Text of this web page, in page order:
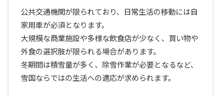
公共交通機関が限られており、日常生活の移動には自
家用車が必須となります。
大規模な商業施設や多様な飲食店が少なく、買い物や
外食の選択肢が限られる場合があります。
冬期間は積雪量が多く、除雪作業が必要となるなど、
雪国ならではの生活への適応が求められます。